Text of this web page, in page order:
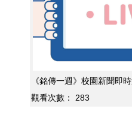
《銘傳一週》校園新聞即
觀看次數：
283